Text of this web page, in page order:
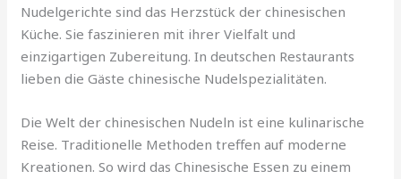
Nudelgerichte sind das Herzstück der chinesischen
Küche. Sie faszinieren mit ihrer Vielfalt und
einzigartigen Zubereitung. In deutschen Restaurants
lieben die Gäste chinesische Nudelspezialitäten.
Die Welt der chinesischen Nudeln ist eine kulinarische
Reise. Traditionelle Methoden treffen auf moderne
Kreationen. So wird das Chinesische Essen zu einem